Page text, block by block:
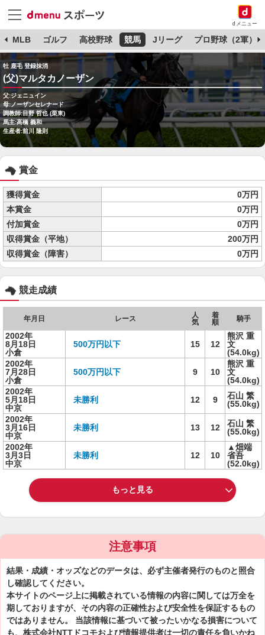
dメニュー
MLB ゴルフ 高校野球 競馬 Jリーグ プロ野球（2軍）
牡 鹿毛 登録抹消
(父)マルタカノーザン
父:ジェニュイン
母:ノーザンセレナード
調教師:目野 哲也 (栗東)
馬主:高橋 義和
生産者:前川 隆則
賞金
獲得賞金
0万円
本賞金
0万円
付加賞金
0万円
収得賞金（平地）
200万円
収得賞金（障害）
0万円
競走成績
年月日 レース
人
気
着
順
騎手
2002年
8月18日
小倉
500万円以下 15 12
熊沢 重
文
(54.0kg)
2002年
7月28日
小倉
500万円以下 9 10
熊沢 重
文
(54.0kg)
2002年
5月18日
中京
未勝利 12 9
石山 繁
(55.0kg)
2002年
3月16日
中京
未勝利 13 12
石山 繁
(55.0kg)
2002年
3月3日
中京
未勝利 12 10
▲畑端
省吾
(52.0kg)
もっと見る
注意事項
結果・成績・オッズなどのデータは、必ず主催者発行のものと照合
し確認してください。
本サイトのページ上に掲載されている情報の内容に関しては万全を
期しておりますが、その内容の正確性および安全性を保証するもの
ではありません。 当該情報に基づいて被ったいかなる損害について
も、株式会社NTTドコモおよび情報提供者は一切の責任を負いかね